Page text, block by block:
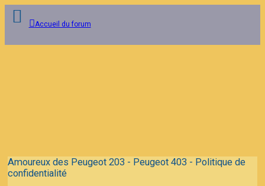
Accueil du forum
Amoureux des Peugeot 203 - Peugeot 403 - Politique de
confidentialité